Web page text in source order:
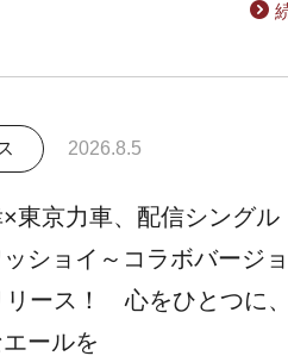
2026.8.5
×東京力車、配信シングル
ショイ～コラボバージョ
リース！ 心をひとつに
ールを